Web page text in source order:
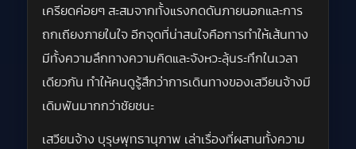
เครียดค่อยๆ สะสมจากทั้งแรงกดดันภายนอกและการ
ถกเถียงภายในใจ อีกจุดที่น่าสนใจคือการทำให้เส้นทาง
มีทั้งความลึกทางความคิดและจังหวะลุ้นระทึกในเวลา
เดียวกัน ทำให้คนดูรู้สึกว่าการเดินทางของเสวียนจ้างมี
เดิมพันมากกว่าชัยชนะ
เสวียนจ้าง บุรุษพุทธานุภาพ เล่าเรื่องที่ผสานทั้งความ